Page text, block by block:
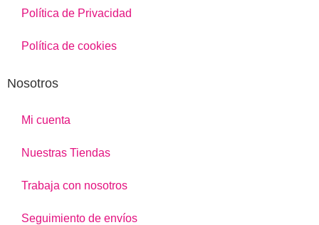
Política de Privacidad
Política de cookies
Nosotros
Mi cuenta
Nuestras Tiendas
Trabaja con nosotros
Seguimiento de envíos